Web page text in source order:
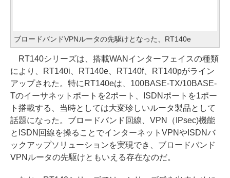
ブロードバンドVPNルータの先駆けとなった、RT140e
RT140シリーズは、搭載WANインターフェイスの種類
により、RT140i、RT140e、RT140f、RT140pがライン
アップされた。特にRT140eは、100BASE-TX/10BASE-
Tのイーサネットポートを2ポート、ISDNポートを1ポー
ト搭載する、当時としては大変珍しいルータ製品として
話題になった。ブロードバンド回線、VPN（IPsec)機能
とISDN回線を操ることでインターネットVPNやISDNバ
ックアップソリューションを実現でき、ブロードバンド
VPNルータの先駆けともいえる存在なのだ。